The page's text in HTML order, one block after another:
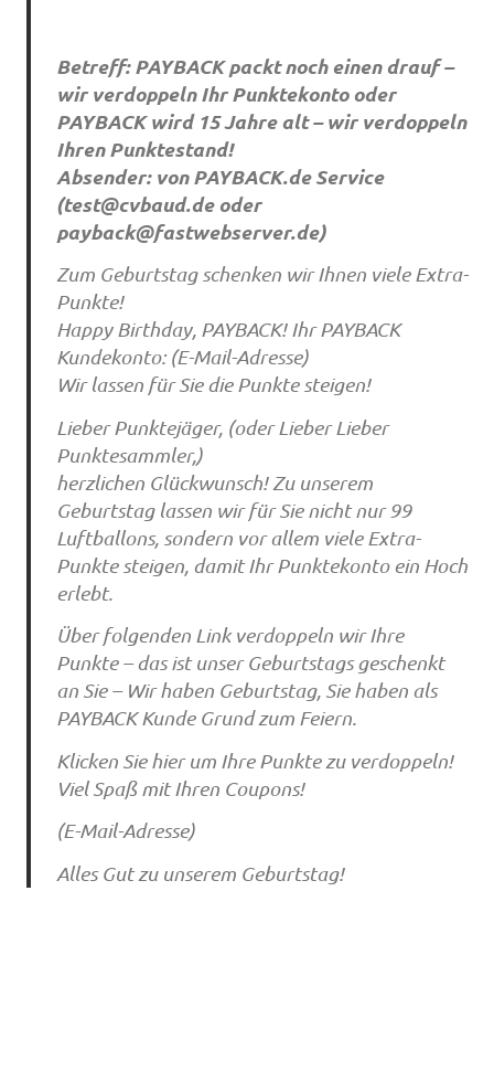
Betreff: PAYBACK packt noch einen drauf –
wir verdoppeln Ihr Punktekonto oder
PAYBACK wird 15 Jahre alt – wir verdoppeln
Ihren Punktestand!
Absender: von PAYBACK.de Service
(test@cvbaud.deoder
payback@fastwebserver.de)
Zum Geburtstag schenken wir Ihnen viele Extra-
Punkte!
Happy Birthday, PAYBACK! Ihr PAYBACK
Kundekonto: (E-Mail-Adresse)
Wir lassen für Sie die Punkte steigen!
Lieber Punktejäger, (oder Lieber Lieber
Punktesammler,)
herzlichen Glückwunsch! Zu unserem
Geburtstag lassen wir für Sie nicht nur 99
Luftballons, sondern vor allem viele Extra-
Punkte steigen, damit Ihr Punktekonto ein Hoch
erlebt.
Über folgenden Link verdoppeln wir Ihre
Punkte – das ist unser Geburtstags geschenkt
an Sie – Wir haben Geburtstag, Sie haben als
PAYBACK Kunde Grund zum Feiern.
Klicken Sie hier um Ihre Punkte zu verdoppeln!
Viel Spaß mit Ihren Coupons!
(E-Mail-Adresse)
Alles Gut zu unserem Geburtstag!